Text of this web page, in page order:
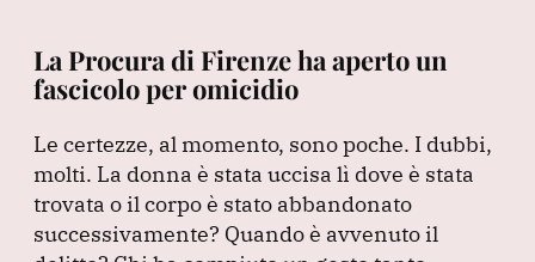
La Procura di Firenze ha aperto un
fascicolo per omicidio
Le certezze, al momento, sono poche. I dubbi,
molti. La donna è stata uccisa lì dove è stata
trovata o il corpo è stato abbandonato
successivamente? Quando è avvenuto il